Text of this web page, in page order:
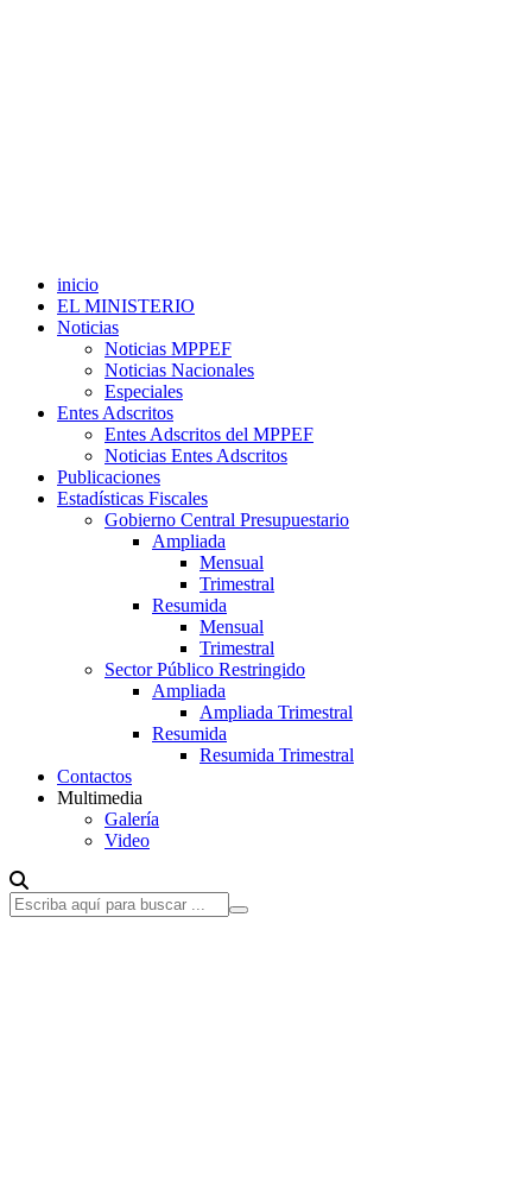
inicio
EL MINISTERIO
Noticias
Noticias MPPEF
Noticias Nacionales
Especiales
Entes Adscritos
Entes Adscritos del MPPEF
Noticias Entes Adscritos
Publicaciones
Estadísticas Fiscales
Gobierno Central Presupuestario
Ampliada
Mensual
Trimestral
Resumida
Mensual
Trimestral
Sector Público Restringido
Ampliada
Ampliada Trimestral
Resumida
Resumida Trimestral
Contactos
Multimedia
Galería
Video